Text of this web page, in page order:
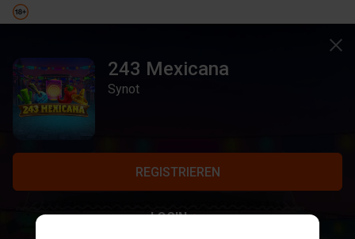
243 Mexicana
Synot
REGISTRIEREN
LOGIN